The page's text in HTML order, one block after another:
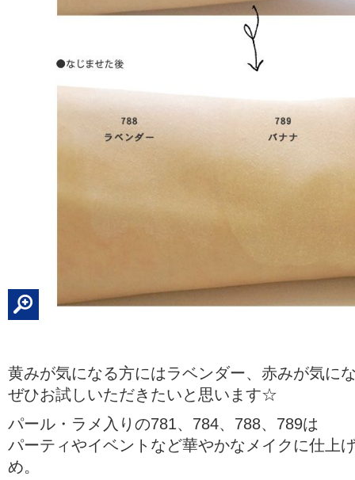
黄みが気になる方にはラベンダー、赤みが気に
ぜひお試しいただきたいと思います☆
パール・ラメ入りの781、784、788、789は
パーティやイベントなど華やかなメイクに仕上
め。